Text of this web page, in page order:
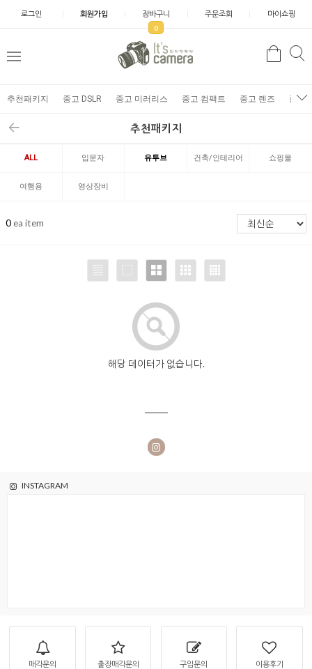
로그인 회원가입 장바구니
0
주문조회 마이쇼핑
추천패키지 중고 DSLR 중고 미러리스 중고 컴팩트 중고 렌즈 중고
추천패키지
ALL 입문자 유투브 건축/인테리어 쇼핑몰
여행용 영상장비
0ea item
해당 데이터가 없습니다.
INSTAGRAM
매각문의 출장매각문의 구입문의 이용후기